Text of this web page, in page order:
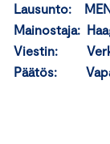
Lausunto:
Mainostaja:
Viestin:
Päätös: